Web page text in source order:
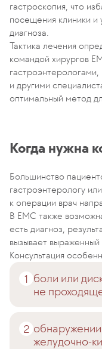
гастроскопия, что
посещения клиники и
диагноза.
Тактика лечения
командой хирургов
и другими
оптимальный метод
Когда нужна
Большинство
гастроэнтерологу
к операции врач
В EMC также
есть диагноз,
вызывает
Консультация
боли или
не
желудочно-